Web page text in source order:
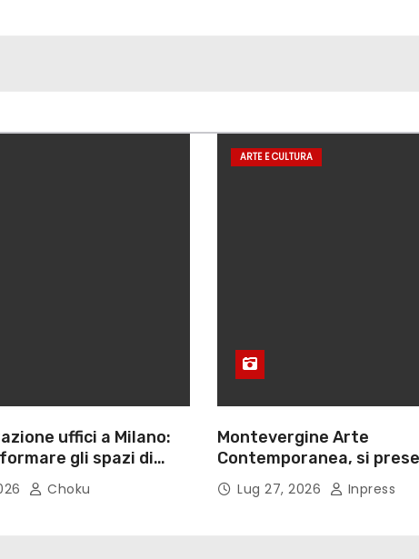
uffici a Milano:
gli spazi di
Choku
ARTE E CULTURA
Montevergine Arte
Contemporanea, si
monografia dedicata a
Adorno
Lug 27, 2026 Inpress